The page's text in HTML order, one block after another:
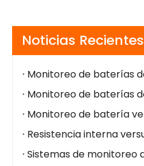
Noticias Recientes